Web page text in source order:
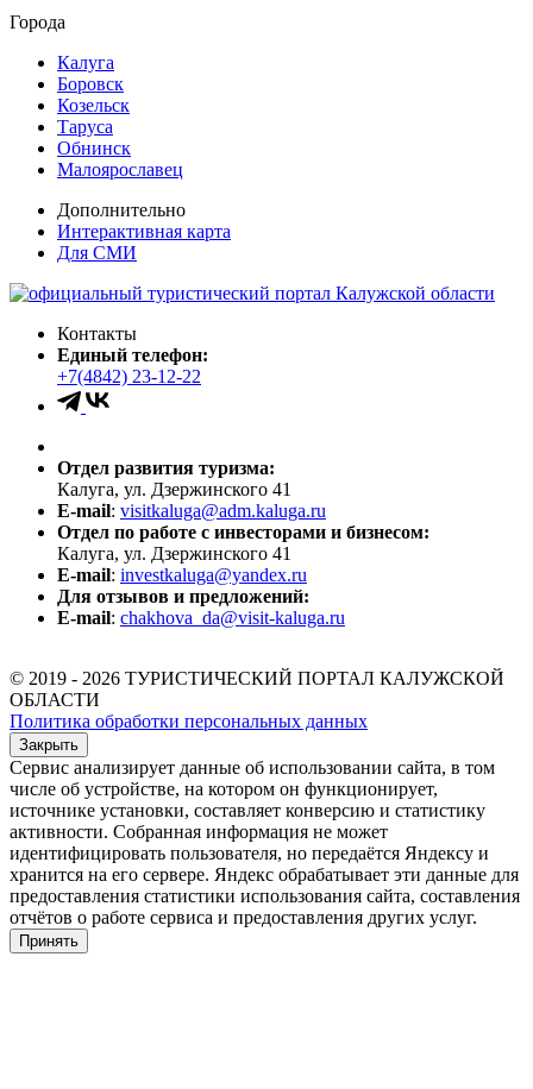
Города
Калуга
Боровск
Козельск
Таруса
Обнинск
Малоярославец
Дополнительно
Интерактивная карта
Для СМИ
Контакты
Единый телефон:
+7(4842) 23-12-22
Отдел развития туризма:
Калуга, ул. Дзержинского 41
E-mail: visitkaluga@adm.kaluga.ru
Отдел по работе с инвесторами и бизнесом:
Калуга, ул. Дзержинского 41
E-mail: investkaluga@yandex.ru
Для отзывов и предложений:
E-mail: chakhova_da@visit-kaluga.ru
© 2019 - 2026 ТУРИСТИЧЕСКИЙ ПОРТАЛ КАЛУЖСКОЙ
ОБЛАСТИ
Политика обработки персональных данных
Закрыть
Сервис анализирует данные об использовании сайта, в том
числе об устройстве, на котором он функционирует,
источнике установки, составляет конверсию и статистику
активности. Собранная информация не может
идентифицировать пользователя, но передаётся Яндексу и
хранится на его сервере. Яндекс обрабатывает эти данные для
предоставления статистики использования сайта, составления
отчётов о работе сервиса и предоставления других услуг.
Принять